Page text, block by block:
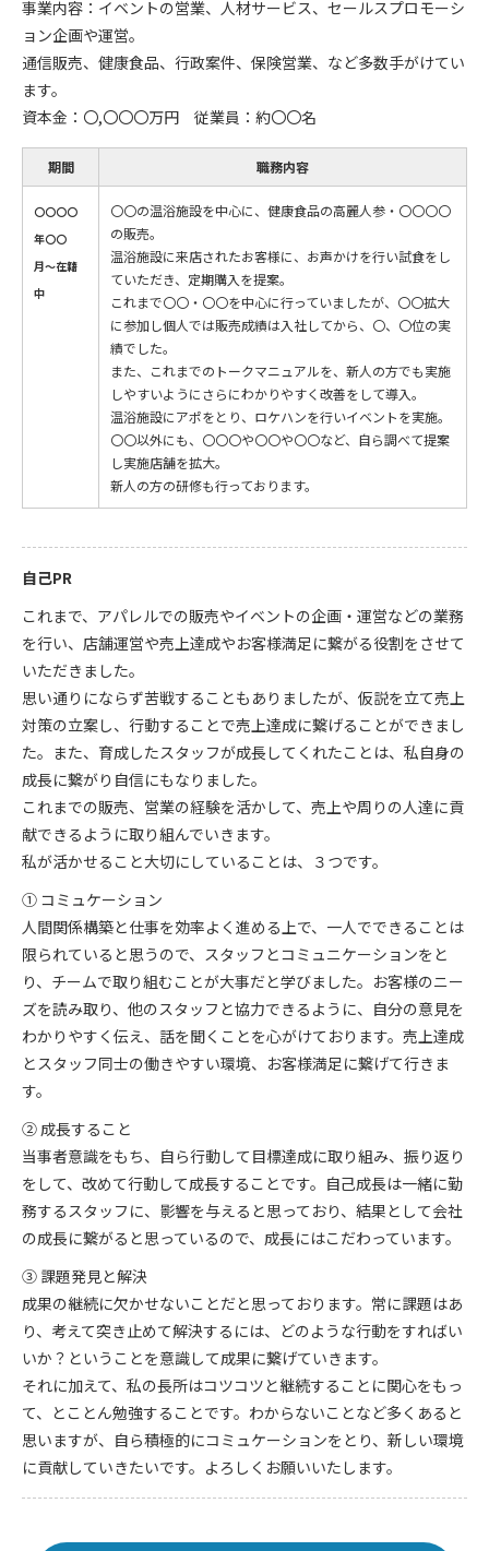
事業内容：イベントの営業、人材サービス、セールスプロモーシ
ョン企画や運営。
通信販売、健康食品、行政案件、保険営業、など多数手がけてい
ます。
資本金：〇,〇〇〇万円 従業員：約〇〇名
期間 職務内容
〇〇〇〇
年〇〇
月〜在籍
中
〇〇の温浴施設を中心に、健康食品の高麗人参・〇〇〇〇
の販売。
温浴施設に来店されたお客様に、お声かけを行い試食をし
ていただき、定期購入を提案。
これまで〇〇・〇〇を中心に行っていましたが、〇〇拡大
に参加し個人では販売成績は入社してから、〇、〇位の実
績でした。
また、これまでのトークマニュアルを、新人の方でも実施
しやすいようにさらにわかりやすく改善をして導入。
温浴施設にアポをとり、ロケハンを行いイベントを実施。
〇〇以外にも、〇〇〇や〇〇や〇〇など、自ら調べて提案
し実施店舗を拡大。
新人の方の研修も行っております。
自己PR
これまで、アパレルでの販売やイベントの企画・運営などの業務
を行い、店舗運営や売上達成やお客様満足に繋がる役割をさせて
いただきました。
思い通りにならず苦戦することもありましたが、仮説を立て売上
対策の立案し、行動することで売上達成に繋げることができまし
た。また、育成したスタッフが成長してくれたことは、私自身の
成長に繋がり自信にもなりました。
これまでの販売、営業の経験を活かして、売上や周りの人達に貢
献できるように取り組んでいきます。
私が活かせること大切にしていることは、３つです。
① コミュケーション
人間関係構築と仕事を効率よく進める上で、一人でできることは
限られていると思うので、スタッフとコミュニケーションをと
り、チームで取り組むことが大事だと学びました。お客様のニー
ズを読み取り、他のスタッフと協力できるように、自分の意見を
わかりやすく伝え、話を聞くことを心がけております。売上達成
とスタッフ同士の働きやすい環境、お客様満足に繋げて行きま
す。
② 成長すること
当事者意識をもち、自ら行動して目標達成に取り組み、振り返り
をして、改めて行動して成長することです。自己成長は一緒に勤
務するスタッフに、影響を与えると思っており、結果として会社
の成長に繋がると思っているので、成長にはこだわっています。
③ 課題発見と解決
成果の継続に欠かせないことだと思っております。常に課題はあ
り、考えて突き止めて解決するには、どのような行動をすればい
いか？ということを意識して成果に繋げていきます。
それに加えて、私の長所はコツコツと継続することに関心をもっ
て、とことん勉強することです。わからないことなど多くあると
思いますが、自ら積極的にコミュケーションをとり、新しい環境
に貢献していきたいです。よろしくお願いいたします。